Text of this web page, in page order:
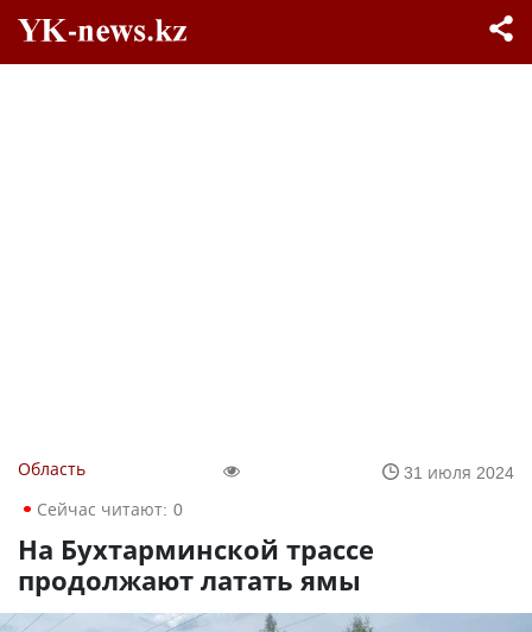
Область
31 июля 2024
Сейчас читают: 0
На Бухтарминской трассе
продолжают латать ямы